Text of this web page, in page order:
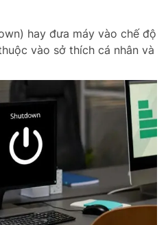
hay đưa máy vào chế độ
vào sở thích cá nhân và